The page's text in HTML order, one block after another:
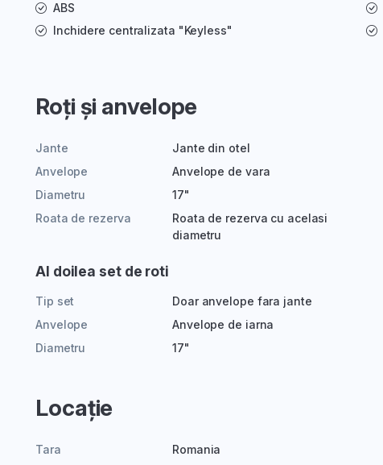
ABS
Inchidere centralizata "Keyless"
Roți și anvelope
Jante
Jante din otel
Anvelope
Anvelope de vara
Diametru
17"
Roata de rezerva
Roata de rezerva cu acelasi
diametru
Al doilea set de roti
Tip set
Doar anvelope fara jante
Anvelope
Anvelope de iarna
Diametru
17"
Locație
Tara
Romania